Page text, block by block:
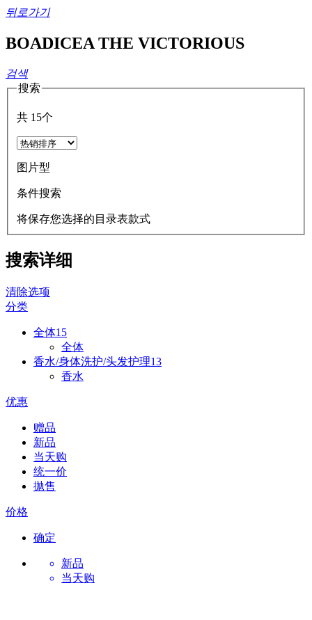
뒤로가기
BOADICEA THE VICTORIOUS
검색
搜索
共 15个
图片型
条件搜索
将保存您选择的目录表款式
搜索详细
清除选项
分类
全体15
全体
香水/身体洗护/头发护理13
香水
优惠
赠品
新品
当天购
统一价
拋售
价格
确定
新品
当天购